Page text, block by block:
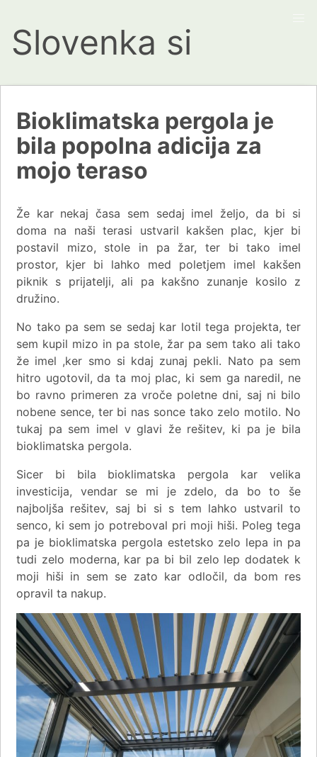
Slovenka si
Bioklimatska pergola je
bila popolna adicija za
mojo teraso
Že kar nekaj časa sem sedaj imel željo, da bi si
doma na naši terasi ustvaril kakšen plac, kjer bi
postavil mizo, stole in pa žar, ter bi tako imel
prostor, kjer bi lahko med poletjem imel kakšen
piknik s prijatelji, ali pa kakšno zunanje kosilo z
družino.
No tako pa sem se sedaj kar lotil tega projekta, ter
sem kupil mizo in pa stole, žar pa sem tako ali tako
že imel ,ker smo si kdaj zunaj pekli. Nato pa sem
hitro ugotovil, da ta moj plac, ki sem ga naredil, ne
bo ravno primeren za vroče poletne dni, saj ni bilo
nobene sence, ter bi nas sonce tako zelo motilo. No
tukaj pa sem imel v glavi že rešitev, ki pa je bila
bioklimatska pergola.
Sicer bi bila bioklimatska pergola kar velika
investicija, vendar se mi je zdelo, da bo to še
najboljša rešitev, saj bi si s tem lahko ustvaril to
senco, ki sem jo potreboval pri moji hiši. Poleg tega
pa je bioklimatska pergola estetsko zelo lepa in pa
tudi zelo moderna, kar pa bi bil zelo lep dodatek k
moji hiši in sem se zato kar odločil, da bom res
opravil ta nakup.